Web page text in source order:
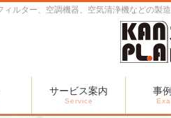
ィルター、空調機器、空気清浄機などの製
サービス案内
Service
事